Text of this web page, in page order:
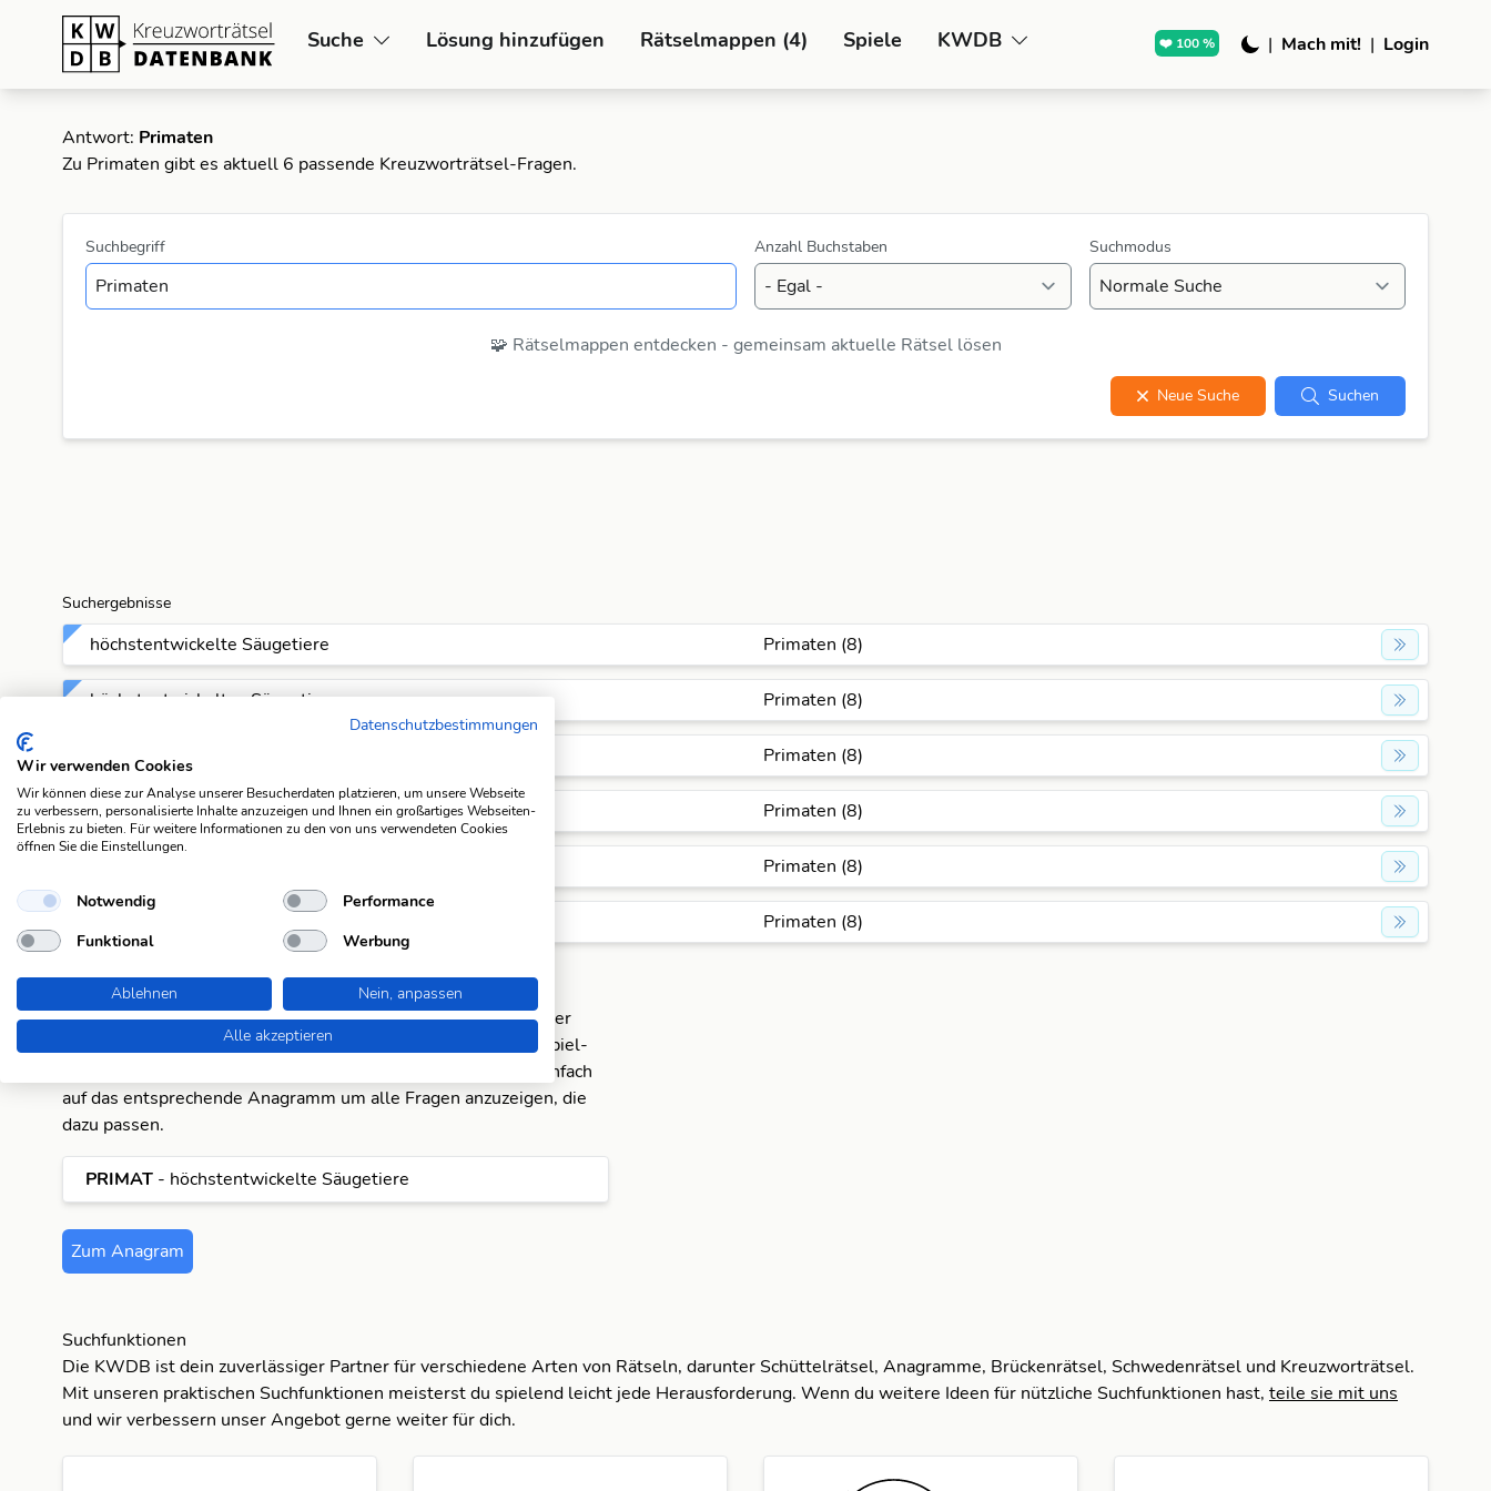
Suche Lösung hinzufügen Rätselmappen (4) Spiele KWDB ❤️ 100 % | Mach mit! | Login
Antwort: Primaten
Zu Primaten gibt es aktuell 6 passende Kreuzworträtsel-Fragen.
Suchbegriff Anzahl Buchstaben Suchmodus
🧩 Rätselmappen entdecken - gemeinsam aktuelle Rätsel lösen
Neue Suche Suchen
Suchergebnisse
höchstentwickelte Säugetiere Primaten (8)
höchstentwickeltes Säugetier Primaten (8)
Ordnung der Säugetiere Primaten (8)
Säugetiergattung Primaten (8)
Primaten (8)
Primaten (8)
Anagramme
Für die Antwort "Primaten" gibt es aktuell ein Anagramm in der
Datenbank. Pro Anagramm zeigen wir dir eine passende Beispiel-
Lösung an. Wenn du alle Lösungen sehen möchtest, klicke einfach
auf das entsprechende Anagramm um alle Fragen anzuzeigen, die
dazu passen.
PRIMAT - höchstentwickelte Säugetiere
Zum Anagram
Suchfunktionen
Die KWDB ist dein zuverlässiger Partner für verschiedene Arten von Rätseln, darunter Schüttelrätsel, Anagramme, Brückenrätsel, Schwedenrätsel und Kreuzworträtsel.
Mit unseren praktischen Suchfunktionen meisterst du spielend leicht jede Herausforderung. Wenn du weitere Ideen für nützliche Suchfunktionen hast, teile sie mit uns
und wir verbessern unser Angebot gerne weiter für dich.
Datenschutzbestimmungen
Wir verwenden Cookies
Wir können diese zur Analyse unserer Besucherdaten platzieren, um unsere Webseite
zu verbessern, personalisierte Inhalte anzuzeigen und Ihnen ein großartiges Webseiten-
Erlebnis zu bieten. Für weitere Informationen zu den von uns verwendeten Cookies
öffnen Sie die Einstellungen.
Notwendig
Performance
Funktional
Werbung
Ablehnen
Nein, anpassen
Alle akzeptieren